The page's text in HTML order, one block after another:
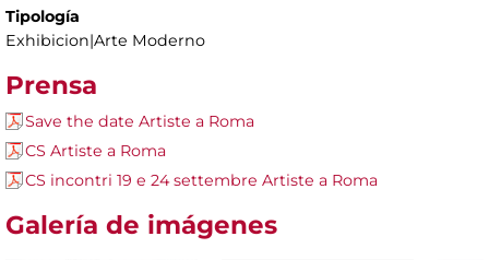
Tipología
Exhibicion|Arte Moderno
Prensa
Save the date Artiste a Roma
CS Artiste a Roma
CS incontri 19 e 24 settembre Artiste a Roma
Galería de imágenes